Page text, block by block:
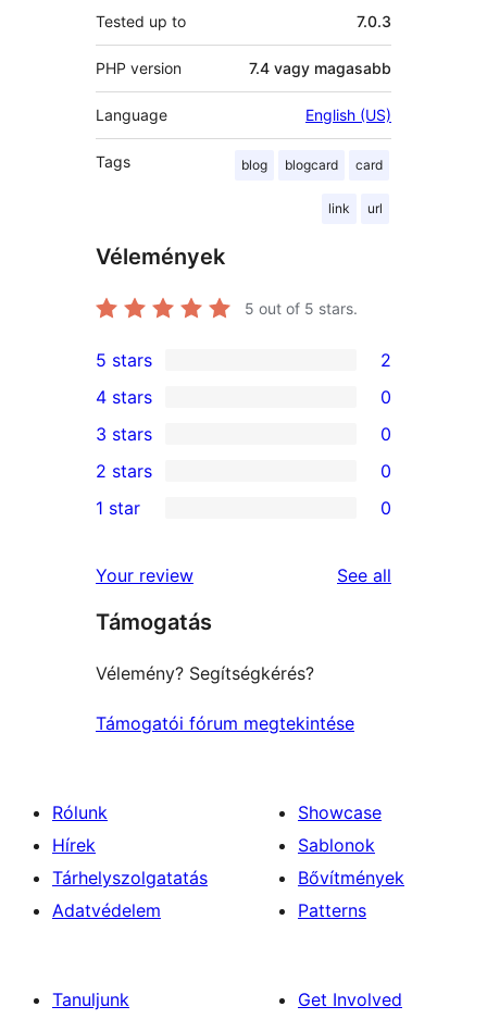
Tested up to 7.0.3
PHP version 7.4 vagy magasabb
Language English (US)
Tags blog blogcard card
link url
Vélemények
5 out of 5 stars.
2
5-
star
reviews
5 stars 2
4-
star
reviews
4 stars 0
0
3-
star
3 stars 0
2-
reviews
2 stars 0
star
reviews
1 star 0
Your review See all
Támogatás
Vélemény? Segítségkérés?
Támogatói fórum megtekintése
Rólunk
Hírek
Tárhelyszolgatatás
Adatvédelem
Showcase
Sablonok
Bővítmények
Patterns
Tanuljunk
Get Involved